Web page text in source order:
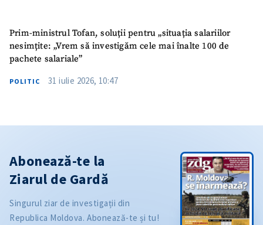
Prim-ministrul Tofan, soluții pentru „situația salariilor
nesimțite: „Vrem să investigăm cele mai înalte 100 de
pachete salariale”
POLITIC 31 iulie 2026, 10:47
Abonează-te la
Ziarul de Gardă
Singurul ziar de investigații din
Republica Moldova. Abonează-te și tu!